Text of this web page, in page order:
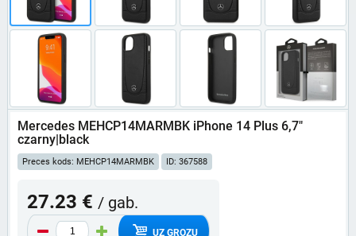
Mercedes MEHCP14MARMBK iPhone 14 Plus 6,7"
czarny|black
Preces kods: MEHCP14MARMBK ID: 367588
27.23 € / gab.
UZ GROZU